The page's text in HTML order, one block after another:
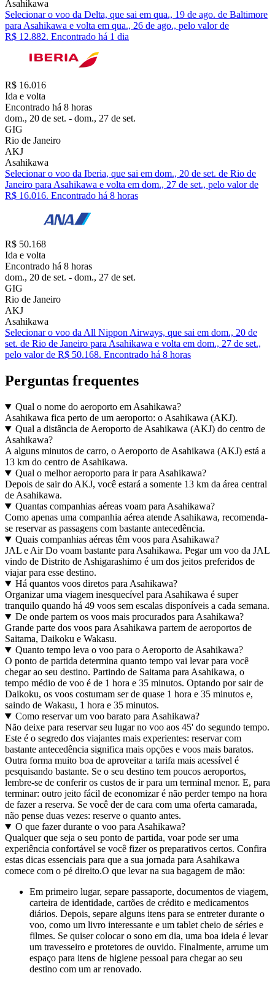
Asahikawa
Selecionar o voo da Delta, que sai em qua., 19 de ago. de Baltimore
para Asahikawa e volta em qua., 26 de ago., pelo valor de
R$ 12.882. Encontrado há 1 dia
R$ 16.016
Ida e volta
Encontrado há 8 horas
dom., 20 de set. - dom., 27 de set.
GIG
Rio de Janeiro
AKJ
Asahikawa
Selecionar o voo da Iberia, que sai em dom., 20 de set. de Rio de
Janeiro para Asahikawa e volta em dom., 27 de set., pelo valor de
R$ 16.016. Encontrado há 8 horas
R$ 50.168
Ida e volta
Encontrado há 8 horas
dom., 20 de set. - dom., 27 de set.
GIG
Rio de Janeiro
AKJ
Asahikawa
Selecionar o voo da All Nippon Airways, que sai em dom., 20 de
set. de Rio de Janeiro para Asahikawa e volta em dom., 27 de set.,
pelo valor de R$ 50.168. Encontrado há 8 horas
Perguntas frequentes
Qual o nome do aeroporto em Asahikawa?
Asahikawa fica perto de um aeroporto: o Asahikawa (AKJ).
Qual a distância de Aeroporto de Asahikawa (AKJ) do centro de
Asahikawa?
A alguns minutos de carro, o Aeroporto de Asahikawa (AKJ) está a
13 km do centro de Asahikawa.
Qual o melhor aeroporto para ir para Asahikawa?
Depois de sair do AKJ, você estará a somente 13 km da área central
de Asahikawa.
Quantas companhias aéreas voam para Asahikawa?
Como apenas uma companhia aérea atende Asahikawa, recomenda-
se reservar as passagens com bastante antecedência.
Quais companhias aéreas têm voos para Asahikawa?
JAL e Air Do voam bastante para Asahikawa. Pegar um voo da JAL
vindo de Distrito de Ashigarashimo é um dos jeitos preferidos de
viajar para esse destino.
Há quantos voos diretos para Asahikawa?
Organizar uma viagem inesquecível para Asahikawa é super
tranquilo quando há 49 voos sem escalas disponíveis a cada semana.
De onde partem os voos mais procurados para Asahikawa?
Grande parte dos voos para Asahikawa partem de aeroportos de
Saitama, Daikoku e Wakasu.
Quanto tempo leva o voo para o Aeroporto de Asahikawa?
O ponto de partida determina quanto tempo vai levar para você
chegar ao seu destino. Partindo de Saitama para Asahikawa, o
tempo médio de voo é de 1 hora e 35 minutos. Optando por sair de
Daikoku, os voos costumam ser de quase 1 hora e 35 minutos e,
saindo de Wakasu, 1 hora e 35 minutos.
Como reservar um voo barato para Asahikawa?
Não deixe para reservar seu lugar no voo aos 45' do segundo tempo.
Este é o segredo dos viajantes mais experientes: reservar com
bastante antecedência significa mais opções e voos mais baratos.
Outra forma muito boa de aproveitar a tarifa mais acessível é
pesquisando bastante. Se o seu destino tem poucos aeroportos,
lembre-se de conferir os custos de ir para um terminal menor. E, para
terminar: outro jeito fácil de economizar é não perder tempo na hora
de fazer a reserva. Se você der de cara com uma oferta camarada,
não pense duas vezes: reserve o quanto antes.
O que fazer durante o voo para Asahikawa?
Qualquer que seja o seu ponto de partida, voar pode ser uma
experiência confortável se você fizer os preparativos certos. Confira
estas dicas essenciais para que a sua jornada para Asahikawa
comece com o pé direito.O que levar na sua bagagem de mão:
Em primeiro lugar, separe passaporte, documentos de viagem,
carteira de identidade, cartões de crédito e medicamentos
diários. Depois, separe alguns itens para se entreter durante o
voo, como um livro interessante e um tablet cheio de séries e
filmes. Se quiser colocar o sono em dia, uma boa ideia é levar
um travesseiro e protetores de ouvido. Finalmente, arrume um
espaço para itens de higiene pessoal para chegar ao seu
destino com um ar renovado.